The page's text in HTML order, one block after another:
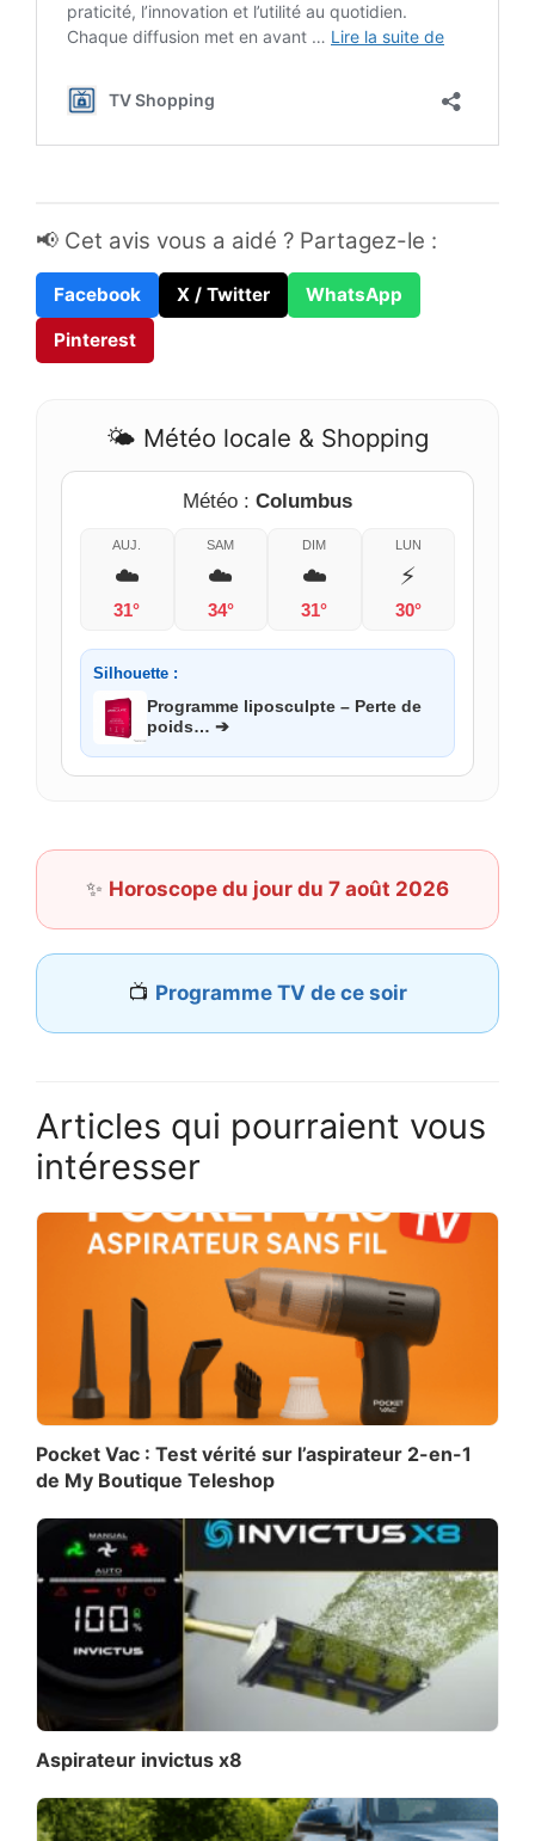
📢 Cet avis vous a aidé ? Partagez-le :
Facebook X / Twitter
WhatsApp
Pinterest
🌤️ Météo locale & Shopping
Météo : Columbus
AUJ.
☁️
31°
SAM
☁️
34°
DIM
☁️
31°
LUN
⚡
30°
Silhouette :
Programme liposculpte – Perte de
poids… ➔
✨ Horoscope du jour du 7 août 2026
📺 Programme TV de ce soir
Articles qui pourraient vous
intéresser
Pocket Vac : Test vérité sur l’aspirateur 2-en-1
de My Boutique Teleshop
Aspirateur invictus x8